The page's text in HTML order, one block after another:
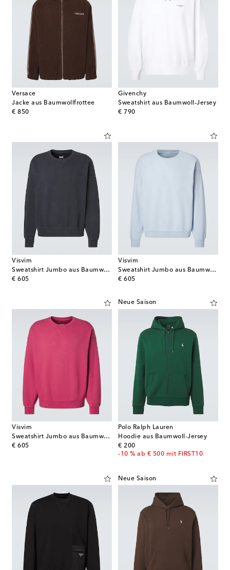
Versace
Jacke aus Baumwollfrottee
€ 850
original price
Givenchy
Sweatshirt aus Baumwoll-Jersey
€ 790
original price
Visvim
Sweatshirt Jumbo aus Baumwoll-Jersey
€ 605
original price
Visvim
Sweatshirt Jumbo aus Baumwoll-Jersey
€ 605
original price
Visvim
Sweatshirt Jumbo aus Baumwoll-Jersey
€ 605
original price
Neue Saison
Polo Ralph Lauren
Hoodie aus Baumwoll-Jersey
€ 200
original price
-10 % ab € 500 mit FIRST10
Neue Saison